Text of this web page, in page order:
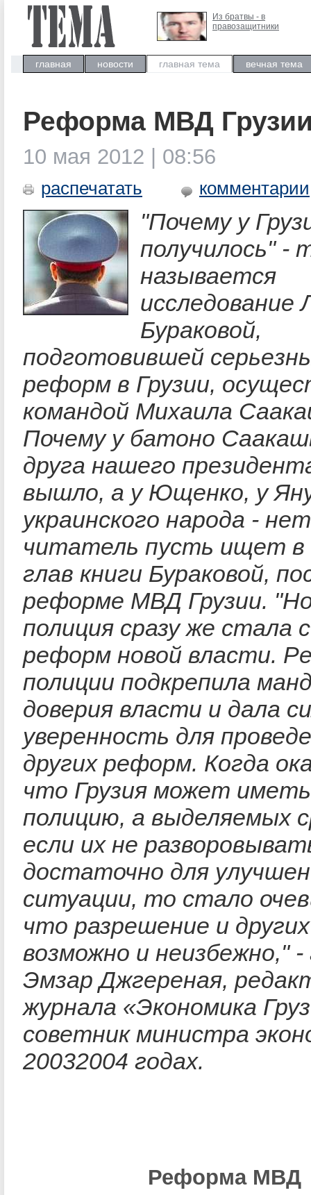
Из братвы - в
правозащитники
главная новости главная тема вечная тема
Реформа МВД
10 мая 2012 | 08:56
распечатать комментарии
"Почему у
получилось" -
называется
исследование
Бураковой,
подготовившей
реформ в Грузии,
командой Михаила
Почему у батоно
друга нашего
вышло, а у Ющенко, у
украинского народа -
читатель пусть ищет в
глав книги Бураковой,
реформе МВД Грузии.
полиция сразу же стала
реформ новой власти.
полиции подкрепила
доверия власти и дала
уверенность для
других реформ. Когда
что Грузия может
полицию, а выделяемых
если их не
достаточно для
ситуации, то стало
что разрешение и
возможно и неизбежно,"
Эмзар Джгереная,
журнала «Экономика
советник министра
20032004 годах.
Реформа МВД